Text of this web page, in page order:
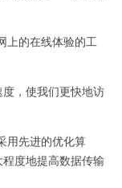
的在线体验的工
，使我们更快地访
先进的优化算
度地提高数据传输